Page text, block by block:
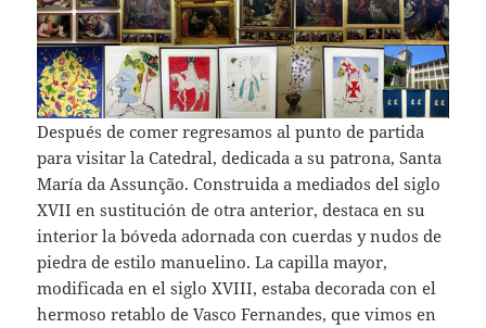
Después de comer regresamos al punto de partida
para visitar la Catedral, dedicada a su patrona, Santa
María da Assunção. Construida a mediados del siglo
XVII en sustitución de otra anterior, destaca en su
interior la bóveda adornada con cuerdas y nudos de
piedra de estilo manuelino. La capilla mayor,
modificada en el siglo XVIII, estaba decorada con el
hermoso retablo de Vasco Fernandes, que vimos en